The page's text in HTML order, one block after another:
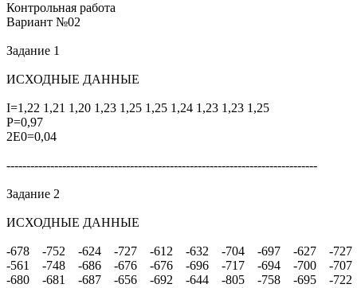
Контрольная работа
Вариант №02
Задание 1
ИСХОДНЫЕ ДАННЫЕ
I=1,22 1,21 1,20 1,23 1,25 1,25 1,24 1,23 1,23 1,25
P=0,97
2E0=0,04
------------------------------------------------------------------------------
Задание 2
ИСХОДНЫЕ ДАННЫЕ
-678 -752 -624 -727 -612 -632 -704 -697 -627 -727
-561 -748 -686 -676 -676 -696 -717 -694 -700 -707
-680 -681 -687 -656 -692 -644 -805 -758 -695 -722